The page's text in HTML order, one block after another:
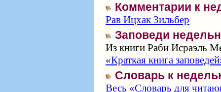
Комментарии к
Рав Ицхак Зильбер
Заповеди
Из книги Раби Исраэль
«Краткая книга
Словарь к
Весь «Словарь для